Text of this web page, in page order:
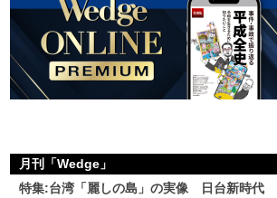
月刊「Wedge」
特集:台湾「麗しの島」の実像 日台新時代